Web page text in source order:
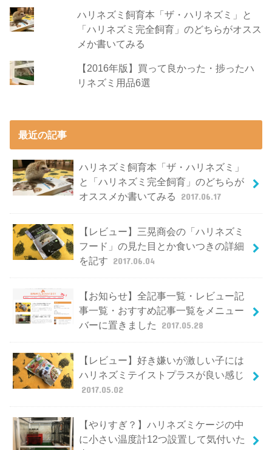
ハリネズミ飼育本「ザ・ハリネズミ」と
「ハリネズミ完全飼育」のどちらがオスス
メか書いてみる
【2016年版】買って良かった・捗ったハ
リネズミ用品6選
最近の記事
ハリネズミ飼育本「ザ・ハリネズミ」
と「ハリネズミ完全飼育」のどちらが
オススメか書いてみる
2017.06.17
【レビュー】三晃商会の「ハリネズミ
フード」の見た目とか食いつきの詳細
を記す 2017.06.04
【お知らせ】全記事一覧・レビュー記
事一覧・おすすめ記事一覧をメニュー
バーに置きました
2017.05.28
【レビュー】好き嫌いが激しい子には
ハリネズミテイストプラスが良い感じ
2017.05.02
【やりすぎ？】ハリネズミケージの中
に小さい温度計12つ設置して気付いた